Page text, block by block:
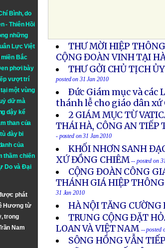
Bình, do
- Thiên Hồi
những
Lực Việt
miền Bắc
phơi bày
vượt trí
một vùng
dữ mà
dậy kể
than của
đày bi
của
thầm chiến
DovàĐại
phát
Hương từ
trong
Nam
THƯ MỜI HIỆP
CỘNG ĐOÀN VINH TẠI
THƯ GỞI CHỦ TỊCH
posted on 31 Jan 2010
Ðức Giám mục và các
thánh lễ cho giáo dân xứ
2 GIÁM MỤC TỪ
THÁI HÀ, CÔNG AN TIẾP
- posted on 31 Jan 2010
KHỐI NHƠN SANH
XỨ ĐỒNG CHIÊM -- posted on
CỘNG ĐOÀN CÔNG
THÁNH GIÁ HIỆP
31 Jan 2010
HÀ NỘI TĂNG CƯỜNG
TRUNG CỘNG ĐẶT
LOAN VÀ VIỆT NAM -- posted
SÔNG HỒNG VẪN